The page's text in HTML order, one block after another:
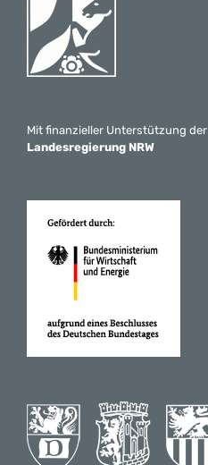
Mit finanzieller Unterstützung der
Landesregierung NRW